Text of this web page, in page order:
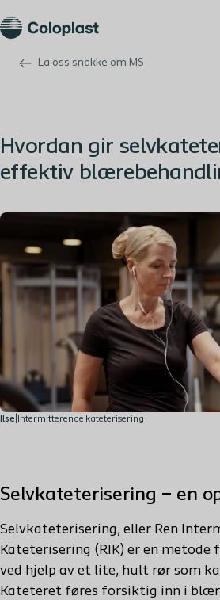
La oss snakke om MS
Hvordan gir
effektiv
Ilse Intermitterende kateterisering
Selvkateterisering – en
Selvkateterisering, eller Ren
Kateterisering (RIK) er en
ved hjelp av et lite, hult rør som
Kateteret føres forsiktig inn i